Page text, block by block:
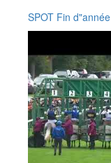
SPOT Fin d"année